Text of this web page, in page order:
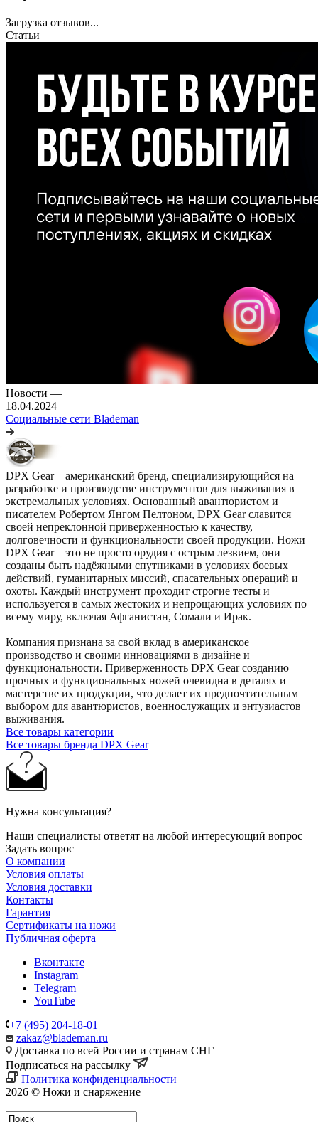
Загрузка отзывов...
Статьи
Новости —
18.04.2024
Социальные сети Blademan
DPX Gear – американский бренд, специализирующийся на
разработке и производстве инструментов для выживания в
экстремальных условиях. Основанный авантюристом и
писателем Робертом Янгом Пелтоном, DPX Gear славится
своей непреклонной приверженностью к качеству,
долговечности и функциональности своей продукции. Ножи
DPX Gear – это не просто орудия с острым лезвием, они
созданы быть надёжными спутниками в условиях боевых
действий, гуманитарных миссий, спасательных операций и
охоты. Каждый инструмент проходит строгие тесты и
используется в самых жестоких и непрощающих условиях по
всему миру, включая Афганистан, Сомали и Ирак.
Компания признана за свой вклад в американское
производство и своими инновациями в дизайне и
функциональности. Приверженность DPX Gear созданию
прочных и функциональных ножей очевидна в деталях и
мастерстве их продукции, что делает их предпочтительным
выбором для авантюристов, военнослужащих и энтузиастов
выживания.
Все товары категории
Все товары бренда DPX Gear
Нужна консультация?
Наши специалисты ответят на любой интересующий вопрос
Задать вопрос
О компании
Условия оплаты
Условия доставки
Контакты
Гарантия
Сертификаты на ножи
Публичная оферта
Вконтакте
Instagram
Telegram
YouTube
+7 (495) 204-18-01
zakaz@blademan.ru
Доставка по всей России и странам СНГ
Подписаться на рассылку
Политика конфиденциальности
2026 © Ножи и снаряжение